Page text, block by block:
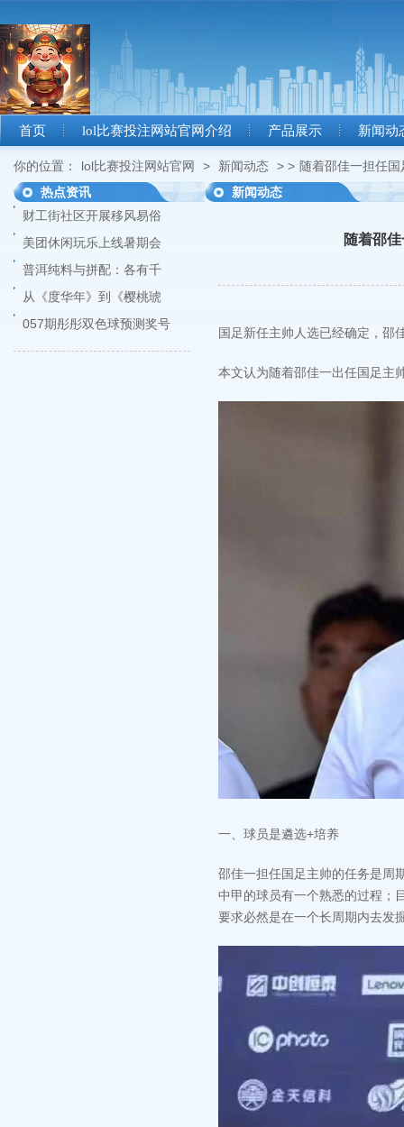
首页 lol比赛投注网站官网介绍 产品展示 新闻动
你的位置： lol比赛投注网站官网 > 新闻动态 > > 随着邵佳一担任
热点资讯
财工街社区开展移风易俗
美团休闲玩乐上线暑期会
普洱纯料与拼配：各有千
从《度华年》到《樱桃琥
057期彤彤双色球预测奖号
新闻动态
随着邵
国足新任主帅人选已经确定，邵
本文认为随着邵佳一出任国足主
‬一、球员是遴选+培养
邵佳一担任国足主帅的任务是周
中甲的球员有一个熟悉的过程；
要求必然是在一个长周期内去发